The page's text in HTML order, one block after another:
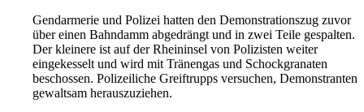
Gendarmerie und Polizei hatten den Demonstrationszug zuvor
über einen Bahndamm abgedrängt und in zwei Teile gespalten.
Der kleinere ist auf der Rheininsel von Polizisten weiter
eingekesselt und wird mit Tränengas und Schockgranaten
beschossen. Polizeiliche Greiftrupps versuchen, Demonstranten
gewaltsam herauszuziehen.